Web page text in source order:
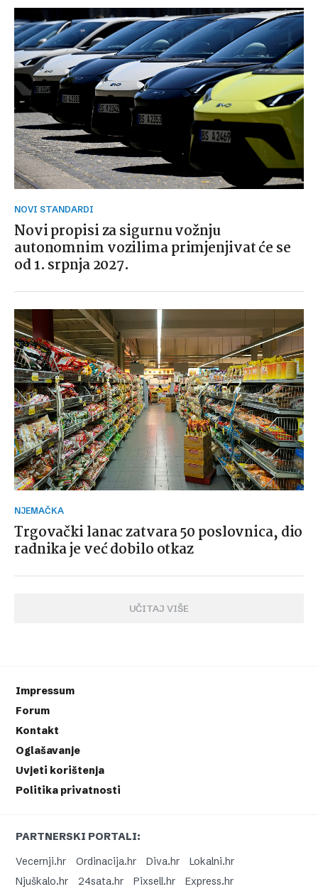
NOVI STANDARDI
Novi propisi za sigurnu vožnju
autonomnim vozilima primjenjivat će se
od 1. srpnja 2027.
NJEMAČKA
Trgovački lanac zatvara 50 poslovnica, dio
radnika je već dobilo otkaz
UČITAJ VIŠE
Impressum
Forum
Kontakt
Oglašavanje
Uvjeti korištenja
Politika privatnosti
PARTNERSKI PORTALI:
Vecernji.hr
Ordinacija.hr Diva.hr
Lokalni.hr
Njuškalo.hr
24sata.hr Pixsell.hr Express.hr